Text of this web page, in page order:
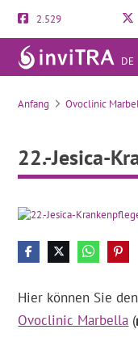
2.529
DE
22.-
Anfang Ovoclinic
22.-Jesica-
Hier können Sie
Ovoclinic Marbella (